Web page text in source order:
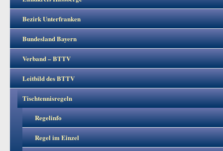
Bezirk Unterfranken
Bundesland Bayern
Verband – BTTV
Leitbild des BTTV
Tischtennisregeln
Regelinfo
Regel im Einzel